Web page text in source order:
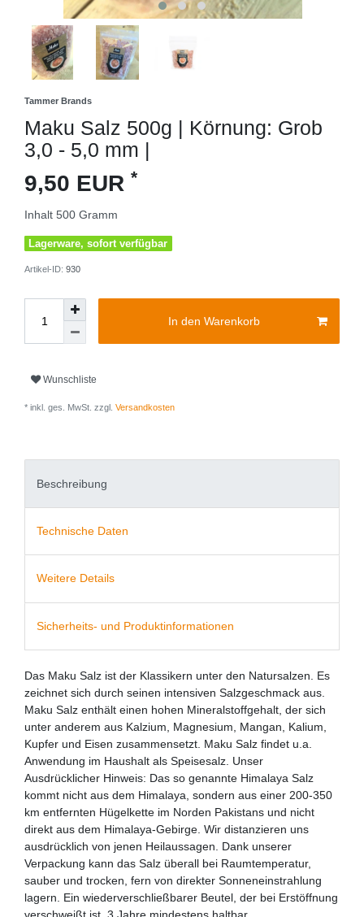
Tammer Brands
Maku Salz 500g | Körnung: Grob
3,0 - 5,0 mm |
9,50 EUR *
Inhalt 500 Gramm
Lagerware, sofort verfügbar
Artikel-ID: 930
In den Warenkorb
Wunschliste
* inkl. ges. MwSt. zzgl. Versandkosten
Beschreibung
Technische Daten
Weitere Details
Sicherheits- und Produktinformationen
Das Maku Salz ist der Klassikern unter den Natursalzen. Es
zeichnet sich durch seinen intensiven Salzgeschmack aus.
Maku Salz enthält einen hohen Mineralstoffgehalt, der sich
unter anderem aus Kalzium, Magnesium, Mangan, Kalium,
Kupfer und Eisen zusammensetzt. Maku Salz findet u.a.
Anwendung im Haushalt als Speisesalz. Unser
Ausdrücklicher Hinweis: Das so genannte Himalaya Salz
kommt nicht aus dem Himalaya, sondern aus einer 200-350
km entfernten Hügelkette im Norden Pakistans und nicht
direkt aus dem Himalaya-Gebirge. Wir distanzieren uns
ausdrücklich von jenen Heilaussagen. Dank unserer
Verpackung kann das Salz überall bei Raumtemperatur,
sauber und trocken, fern von direkter Sonneneinstrahlung
lagern. Ein wiederverschließbarer Beutel, der bei Erstöffnung